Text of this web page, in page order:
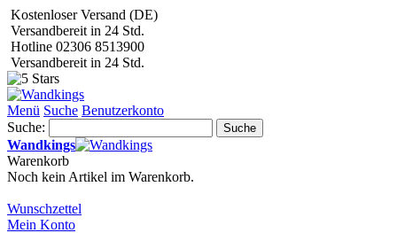
Kostenloser Versand (DE)
Versandbereit in 24 Std.
Hotline 02306 8513900
Versandbereit in 24 Std.
Menü Suche Benutzerkonto
Suche:
Suche
Wandkings
Warenkorb
Noch kein Artikel im Warenkorb.
Wunschzettel
Mein Konto